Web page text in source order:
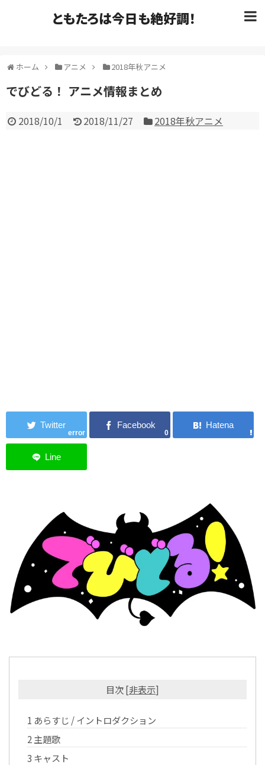
ともたろは今日も絶好調！
ホーム アニメ 2018年秋アニメ
でびどる！ アニメ情報まとめ
2018/10/1 2018/11/27 2018年秋アニメ
error 0
目次[非表示]
1 あらすじ / イントロダクション
2主題歌
3 キャスト